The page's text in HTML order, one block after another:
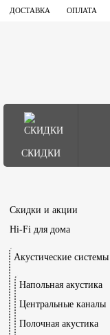
ДОСТАВКА ОПЛАТА
СКИДКИ
Скидки и акции
Hi-Fi для дома
Акустические системы
Напольная акустика
Центральные каналы
Полочная акустика